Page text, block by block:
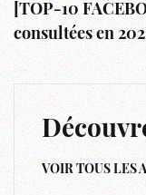
[TOP-10
consultées en
VOIR TOUS LES